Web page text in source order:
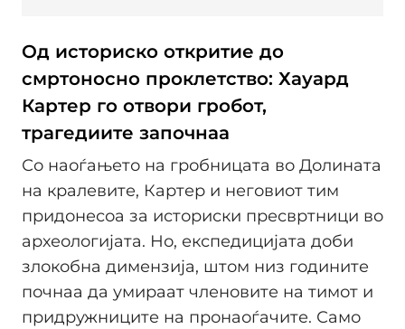
Од историско откритие до
смртоносно проклетство: Хауард
Картер го отвори гробот,
трагедиите започнаа
Со наоѓањето на гробницата во Долината
на кралевите, Картер и неговиот тим
придонесоа за историски пресвртници во
археологијата. Но, експедицијата доби
злокобна димензија, штом низ годините
почнаа да умираат членовите на тимот и
придружниците на пронаоѓачите. Само